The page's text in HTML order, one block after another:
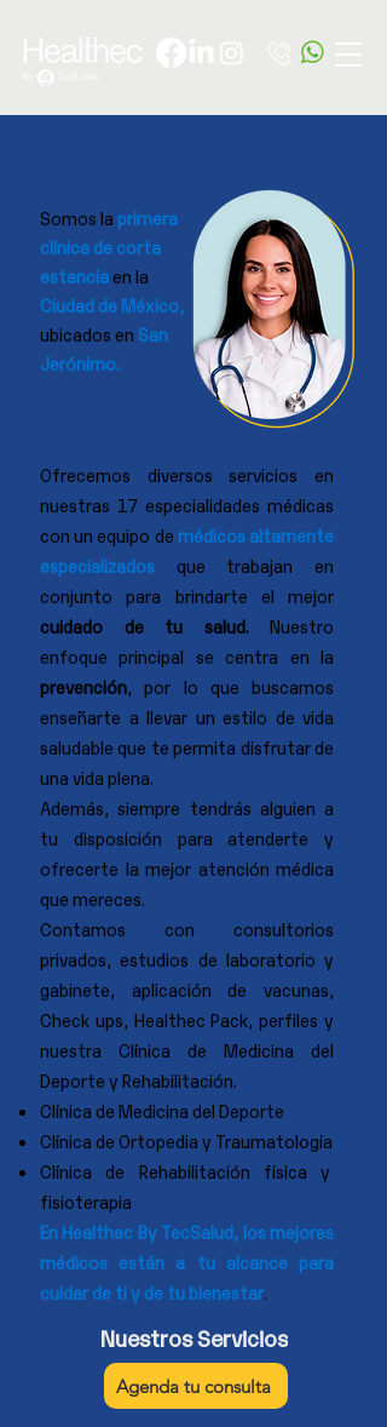
Somos la primera
clínica de corta
estanciaen la
Ciudad de México,
ubicados en San
Jerónimo.
Ofrecemos diversos servicios en
nuestras 17 especialidades médicas
con un equipo de médicos altamente
especializados que trabajan en
conjunto para brindarte el mejor
cuidado de tu salud.Nuestro
enfoque principal se centra en la
prevención, por lo que buscamos
enseñarte a llevar un estilo de vida
saludable que te permita disfrutar de
una vida plena.
Además, siempre tendrás alguien a
tu disposición para atenderte y
ofrecerte la mejor atención médica
que mereces.
Contamos con consultorios
privados, estudios de laboratorio y
gabinete, aplicación de vacunas,
Check ups, Healthec Pack, perfiles y
nuestra Clínica de Medicina del
Deporte y Rehabilitación.
Clínica de Medicina del Deporte
Clínica de Ortopedia y Traumatología
Clínica de Rehabilitación física y
fisioterapia
En Healthec By TecSalud, los mejores
médicos están a tu alcance para
cuidar de ti y de tu bienestar.
Nuestros Servicios
Agenda tu consulta